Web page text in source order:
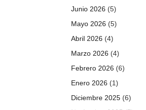
Junio 2026 (5)
Mayo 2026 (5)
Abril 2026 (4)
Marzo 2026 (4)
Febrero 2026 (6)
Enero 2026 (1)
Diciembre 2025 (6)